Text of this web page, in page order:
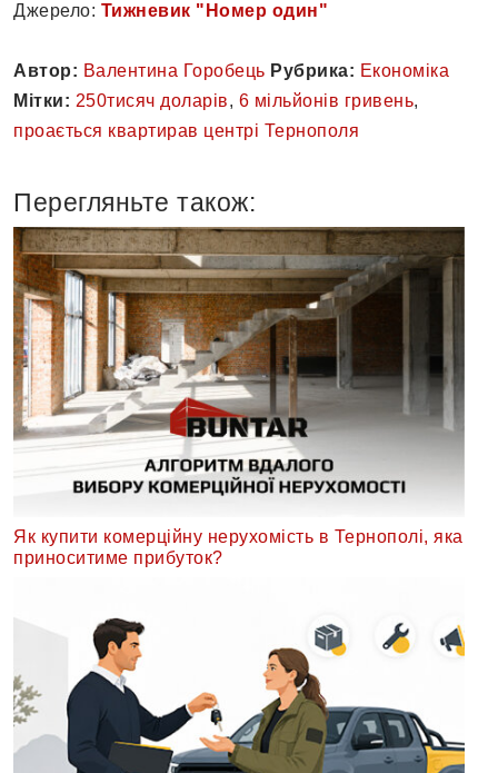
Джерело: Тижневик "Номер один"
Автор: Валентина Горобець Рубрика: Економіка
Мітки: 250тисяч доларів, 6 мільйонів гривень,
проається квартирав центрі Тернополя
Перегляньте також:
Як купити комерційну нерухомість в Тернополі, яка
приноситиме прибуток?